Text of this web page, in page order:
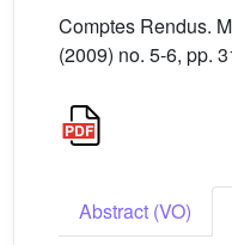
Comptes Rendus.
(2009) no. 5-6, pp.
Abstract (VO)